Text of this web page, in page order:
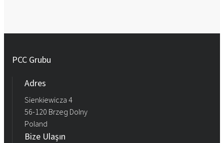
PCC Grubu
Adres
Sienkiewicza 4
56-120 Brzeg Dolny
Poland
Bize Ulaşın